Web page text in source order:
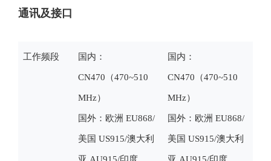
通讯及接口
工作频段 国内：
CN470（470~510
MHz）
国外：欧洲 EU868/
美国 US915/澳大利
国内：
CN470（470~510
MHz）
国外：欧洲 EU868/
美国 US915/澳大利